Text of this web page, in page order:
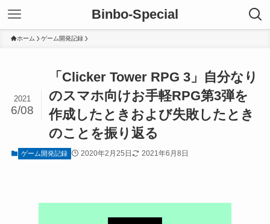
Binbo-Special
ホーム ゲーム開発記録
「Clicker Tower RPG 3」自分なり
のスマホ向けお手軽RPG第3弾を
作成したときおよび失敗したとき
のことを振り返る
2021
6/08
ゲーム開発記録 2020年2月25日 2021年6月8日